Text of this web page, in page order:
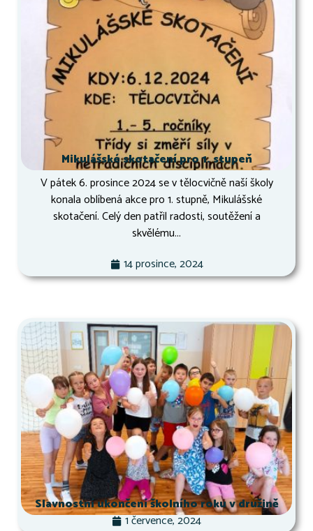
Mikulášské skotačení pro 1. stupeň
V pátek 6. prosince 2024 se v tělocvičně naší školy
konala oblíbená akce pro 1. stupně, Mikulášské
skotačení. Celý den patřil radosti, soutěžení a
skvělému...
14 prosince, 2024
Slavnostní ukončení školního roku v družině
1 července, 2024